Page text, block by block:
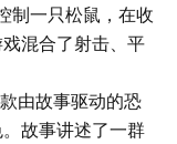
制一只松鼠，在收
混合了射击、平
由故事驱动的恐
故事讲述了一群